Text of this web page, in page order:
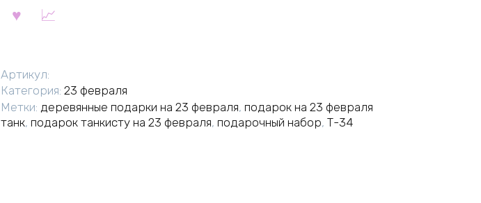
Артикул:
Категория: 23 февраля
Метки: деревянные подарки на 23 февраля, подарок на 23 февраля
танк, подарок танкисту на 23 февраля, подарочный набор, Т-34